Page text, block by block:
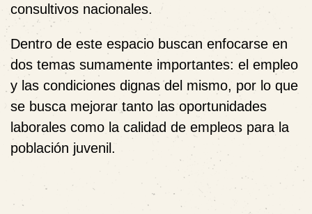
consultivos nacionales.
Dentro de este espacio buscan enfocarse en
dos temas sumamente importantes: el empleo
y las condiciones dignas del mismo, por lo que
se busca mejorar tanto las oportunidades
laborales como la calidad de empleos para la
población juvenil.